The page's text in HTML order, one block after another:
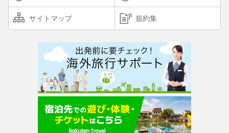
サイトマップ 規約集